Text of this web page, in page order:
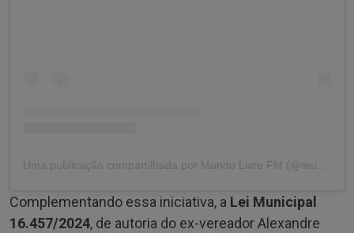
Complementando essa iniciativa, a Lei Municipal
16.457/2024, de autoria do ex-vereador Alexandre